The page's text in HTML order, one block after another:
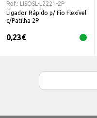
Ref.:
LISOSL-L2221-2P
Ligador Rápido p/ Fio Flexível
c/Patilha 2P
0,23€